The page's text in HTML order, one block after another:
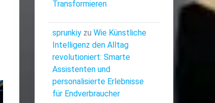
Transformieren
sprunkiyzu Wie Künstliche
Intelligenz den Alltag
revolutioniert: Smarte
Assistenten und
personalisierte Erlebnisse
für Endverbraucher